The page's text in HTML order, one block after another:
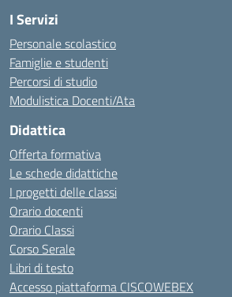
I Servizi
Personale scolastico
Famiglie e studenti
Percorsi di studio
Modulistica Docenti/Ata
Didattica
Offerta formativa
Le schede didattiche
I progetti delle classi
Orario docenti
Orario Classi
Corso Serale
Libri di testo
Accesso piattaforma CISCOWEBEX